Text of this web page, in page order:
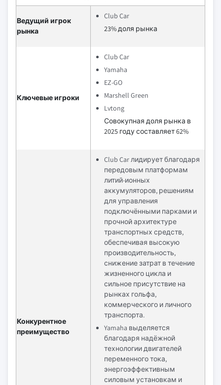
Ведущий игрок
рынка
Club Car
23% доля рынка
Ключевые игроки
Club Car
Yamaha
EZ-GO
Marshell Green
Lvtong
Совокупная доля рынка в
2025 году составляет 62%
Конкурентное
преимущество
Club Car лидирует благодаря
передовым платформам
литий-ионных
аккумуляторов, решениям
для управления
подключёнными парками и
прочной архитектуре
транспортных средств,
обеспечивая высокую
производительность,
снижение затрат в течение
жизненного цикла и
сильное присутствие на
рынках гольфа,
коммерческого и личного
транспорта.
Yamaha выделяется
благодаря надёжной
технологии двигателей
переменного тока,
энергоэффективным
силовым установкам и